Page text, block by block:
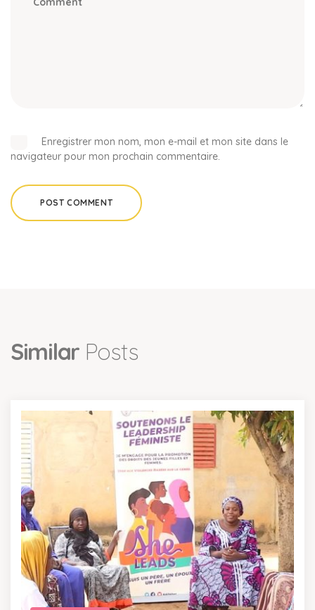
Enregistrer mon nom, mon e-mail et mon site dans le
navigateur pour mon prochain commentaire.
Similar Posts